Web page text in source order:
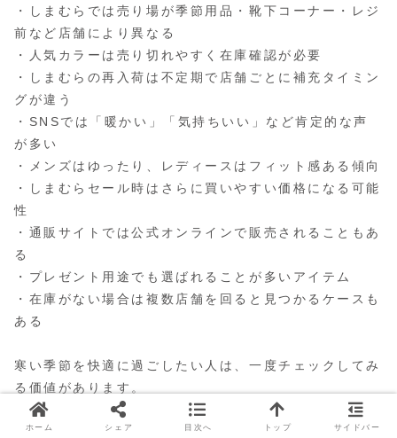
・しまむらでは売り場が季節用品・靴下コーナー・レジ
前など店舗により異なる
・人気カラーは売り切れやすく在庫確認が必要
・しまむらの再入荷は不定期で店舗ごとに補充タイミン
グが違う
・SNSでは「暖かい」「気持ちいい」など肯定的な声
が多い
・メンズはゆったり、レディースはフィット感ある傾向
・しまむらセール時はさらに買いやすい価格になる可能
性
・通販サイトでは公式オンラインで販売されることもあ
る
・プレゼント用途でも選ばれることが多いアイテム
・在庫がない場合は複数店舗を回ると見つかるケースも
ある
寒い季節を快適に過ごしたい人は、一度チェックしてみ
る価値があります。
ホーム シェア 目次へ トップ サイドバー